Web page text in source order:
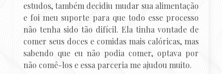
estudos, também decidiu mudar sua alimentação
e foi meu suporte para que todo esse processo
não tenha sido tão difícil. Ela tinha vontade de
comer seus doces e comidas mais calóricas, mas
sabendo que eu não podia comer, optava por
não comê-los e essa parceria me ajudou muito.